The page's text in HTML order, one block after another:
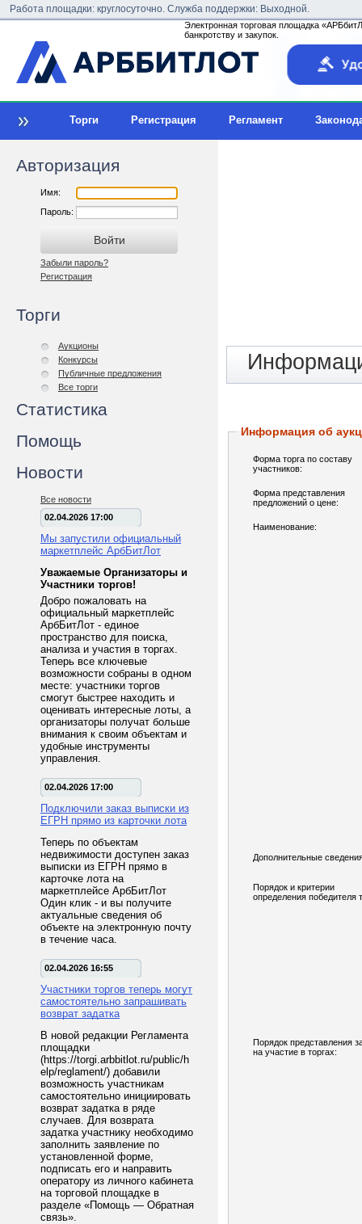
Работа площадки: круглосуточно. Служба поддержки: Выходной.
Электронная торговая площадка
банкротству и закупок.
Торги Регистрация Регламент
Авторизация
Имя:
Пароль:
Забыли пароль?
Регистрация
Торги
Аукционы
Конкурсы
Публичные предложения
Все торги
Статистика
Помощь
Новости
Все новости
02.04.2026 17:00
Мы запустили официальный
маркетплейс АрбБитЛот
Уважаемые Организаторы и
Участники торгов!
Добро пожаловать на
официальный маркетплейс
АрбБитЛот - единое
пространство для поиска,
анализа и участия в торгах.
Теперь все ключевые
возможности собраны в одном
месте: участники торгов
смогут быстрее находить и
оценивать интересные лоты, а
организаторы получат больше
внимания к своим объектам и
удобные инструменты
управления.
02.04.2026 17:00
Подключили заказ выписки из
ЕГРН прямо из карточки лота
Теперь по объектам
недвижимости доступен заказ
выписки из ЕГРН прямо в
карточке лота на
маркетплейсе АрбБитЛот
Один клик - и вы получите
актуальные сведения об
объекте на электронную почту
в течение часа.
02.04.2026 16:55
Участники торгов теперь могут
самостоятельно запрашивать
возврат задатка
В новой редакции Регламента
площадки
(https://torgi.arbbitlot.ru/public/h
elp/reglament/) добавили
возможность участникам
самостоятельно инициировать
возврат задатка в ряде
случаев. Для возврата
задатка участнику необходимо
заполнить заявление по
установленной форме,
подписать его и направить
оператору из личного кабинета
на торговой площадке в
разделе «Помощь — Обратная
связь».
Информация об
Форма торга по составу
участников:
Форма представления
предложений о цене:
Наименование:
Дополнительные
Порядок и критерии
определения победителя
Порядок представления
на участие в торгах: